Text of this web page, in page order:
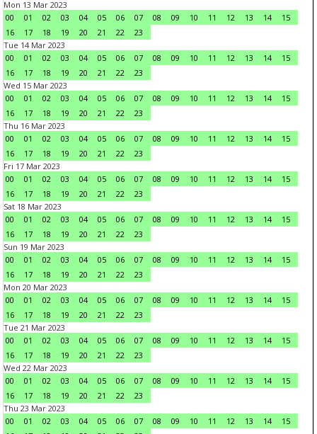
Mon 13 Mar 2023
00
01 02 03 04 05 06 07 08 09 10 11 12 13 14
15
16
17 18 19 20 21 22
23
Tue 14 Mar 2023
00
01 02 03 04 05 06 07 08 09 10 11 12 13 14
15
16
17 18 19 20 21 22
23
Wed 15 Mar 2023
00
01 02 03 04 05 06 07 08 09 10 11 12 13 14
15
16
17 18 19 20 21 22
23
Thu 16 Mar 2023
00
01 02 03 04 05 06 07 08 09 10 11 12 13 14
15
16
17 18 19 20 21 22
23
Fri 17 Mar 2023
00
01 02 03 04 05 06 07 08 09 10 11 12 13 14
15
16
17 18 19 20 21 22
23
Sat 18 Mar 2023
00
01 02 03 04 05 06 07 08 09 10 11 12 13 14
15
16
17 18 19 20 21 22
23
Sun 19 Mar 2023
00
01 02 03 04 05 06 07 08 09 10 11 12 13 14
15
16
17 18 19 20 21 22
23
Mon 20 Mar 2023
00
01 02 03 04 05 06 07 08 09 10 11 12 13 14
15
16
17 18 19 20 21 22
23
Tue 21 Mar 2023
00
01 02 03 04 05 06 07 08 09 10 11 12 13 14
15
16
17 18 19 20 21 22
23
Wed 22 Mar 2023
00
01 02 03 04 05 06 07 08 09 10 11 12 13 14
15
16
17 18 19 20 21 22
23
Thu 23 Mar 2023
00
01 02 03 04 05 06 07 08 09 10 11 12 13 14
15